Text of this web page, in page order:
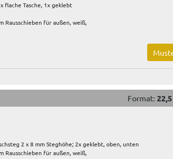
flache Tasche, 1x geklebt
Rausschieben für außen, weiß,
Format:
2 x 8 mm Steghöhe; 2x geklebt, oben, unten
Rausschieben für außen, weiß,